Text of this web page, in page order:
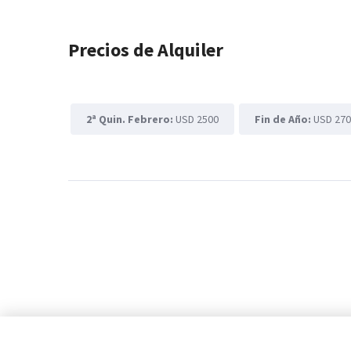
Precios de Alquiler
2ª Quin. Febrero: USD 2500 Fin de Año: USD